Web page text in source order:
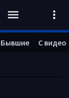
Бывшие С видео